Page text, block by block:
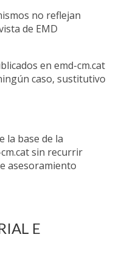
no reflejan
de EMD
en emd-cm.cat
caso, sustitutivo
la base de la
sin recurrir
asesoramiento
E